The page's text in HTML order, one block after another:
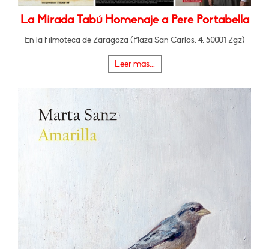
La Mirada Tabú Homenaje a Pere Portabella
En la Filmoteca de Zaragoza (Plaza San Carlos, 4, 50001 Zgz)
Leer más...